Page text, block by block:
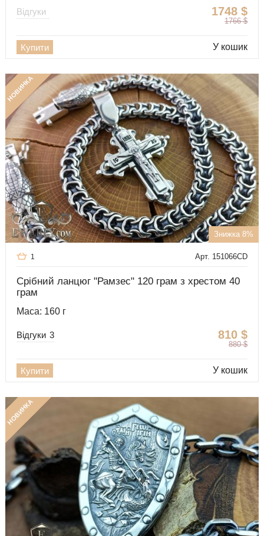
1748 $
1766 $
Відгуки
Купити У кошик
НОВИНКА
Знижка 8%
Арт. 151066CD
1
Срібний ланцюг "Рамзес" 120 грам з хрестом 40
грам
Маса: 160 г
810 $
880 $
Відгуки 3
Купити У кошик
НОВИНКА